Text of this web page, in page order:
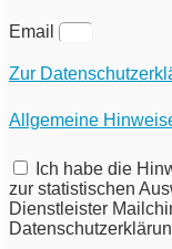
Email
Zur
Allgemeine
Ich habe die
zur statistischen
Dienstleister